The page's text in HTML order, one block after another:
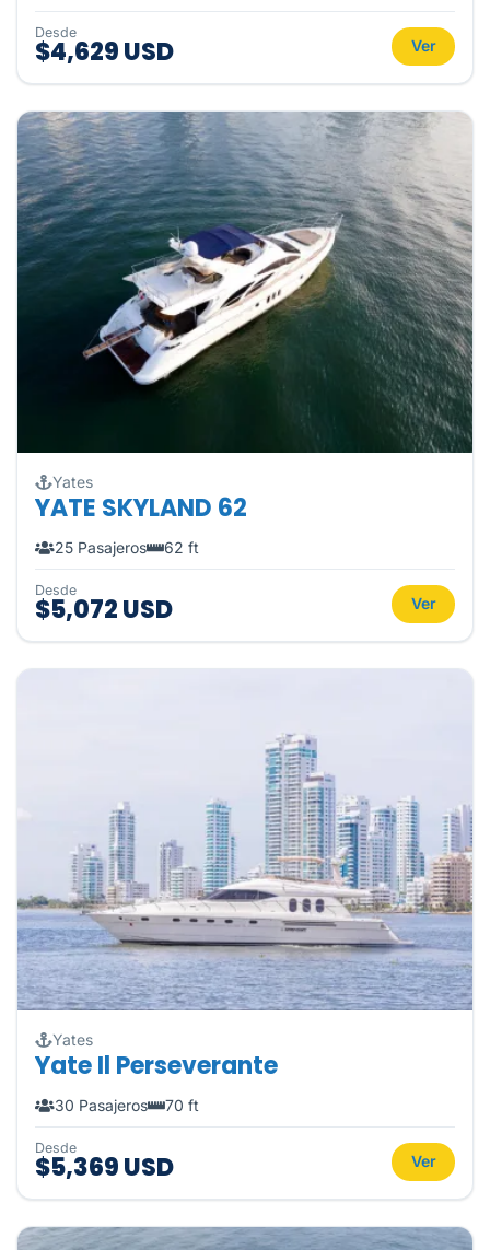
Desde
$4,629 USD Ver
Yates
YATE SKYLAND 62
25 Pasajeros 62 ft
Desde
$5,072 USD Ver
Yates
Yate Il Perseverante
30 Pasajeros 70 ft
Desde
$5,369 USD Ver